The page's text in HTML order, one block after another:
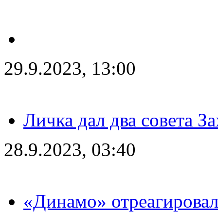
29.9.2023, 13:00
Личка дал два совета
28.9.2023, 03:40
«Динамо»